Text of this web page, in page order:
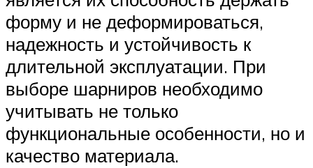
форму и не деформироваться,
надежность и устойчивость к
длительной эксплуатации. При
выборе шарниров необходимо
учитывать не только
функциональные особенности, но и
качество материала.